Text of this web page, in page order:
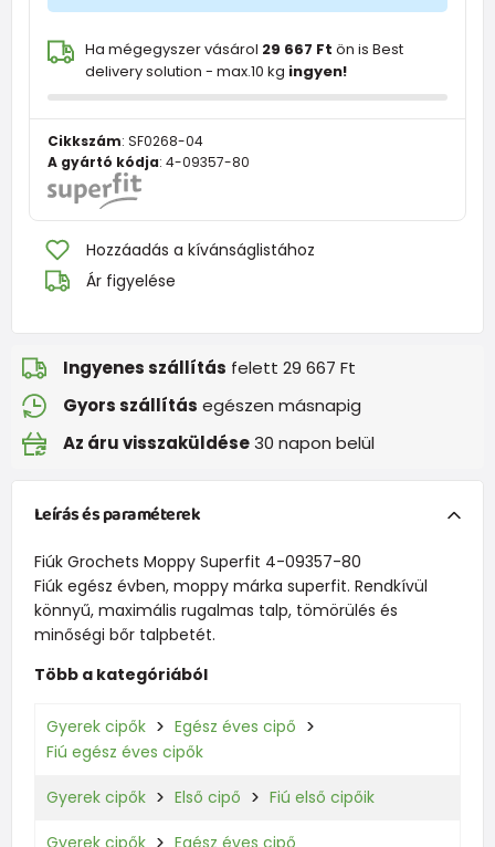
Ha mégegyszer vásárol 29 667 Ft ön is Best
delivery solution - max.10 kg ingyen!
Cikkszám: SF0268-04
A gyártó kódja: 4-09357-80
Hozzáadás a kívánságlistához
Ár figyelése
Ingyenes szállítás felett 29 667 Ft
Gyors szállítás egészen másnapig
Az áru visszaküldése30 napon belül
Leírás és paraméterek
Fiúk Grochets Moppy Superfit 4-09357-80
Fiúk egész évben, moppy márka superfit. Rendkívül
könnyű, maximális rugalmas talp, tömörülés és
minőségi bőr talpbetét.
Több a kategóriából
Gyerek cipők
Egész éves cipő
Fiú egész éves cipők
Gyerek cipők Első cipő Fiú első cipőik